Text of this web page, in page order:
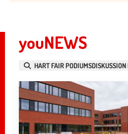
youNEWS
HART FAIR